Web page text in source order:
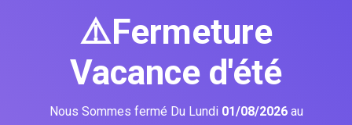
⚠️Fermeture
Vacance d'été
Nous Sommes fermé Du Lundi 01/08/2026 au